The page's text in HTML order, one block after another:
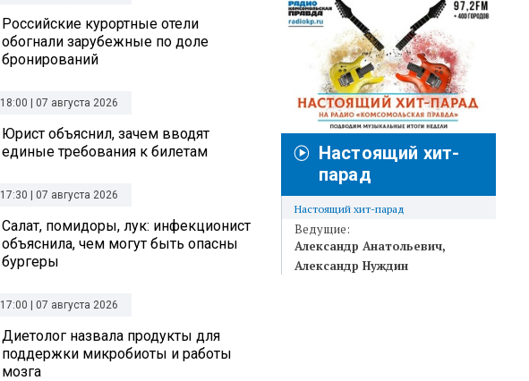
Российские курортные отели
обогнали зарубежные по доле
бронирований
18:00 | 07 августа 2026
Юрист объяснил, зачем вводят
единые требования к билетам
17:30 | 07 августа 2026
Салат, помидоры, лук: инфекционист
объяснила, чем могут быть опасны
бургеры
17:00 | 07 августа 2026
Диетолог назвала продукты для
поддержки микробиоты и работы
мозга
Настоящий хит-
парад
Настоящий хит-парад
Ведущие:
Александр Анатольевич
Александр Нуждин